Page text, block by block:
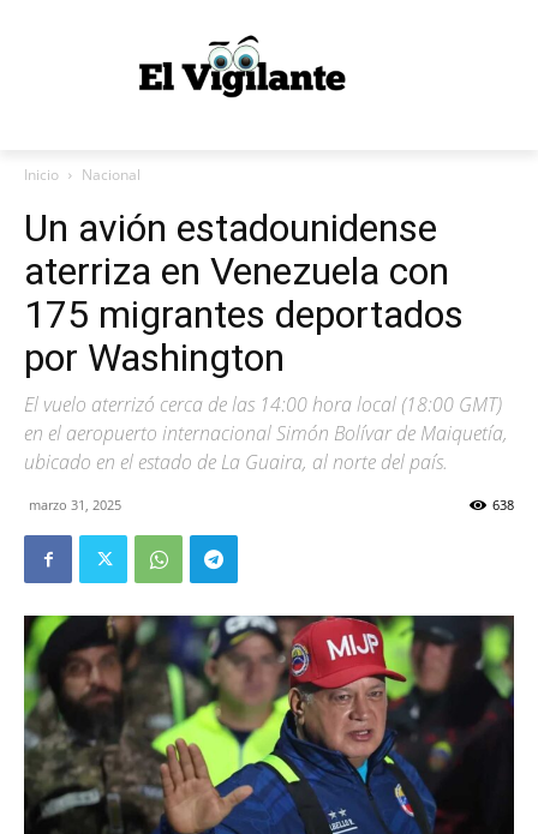
Inicio Nacional
Un avión estadounidense
aterriza en Venezuela con
175 migrantes deportados
por Washington
El vuelo aterrizó cerca de las 14:00 hora local (18:00 GMT)
en el aeropuerto internacional Simón Bolívar de Maiquetía,
ubicado en el estado de La Guaira, al norte del país.
marzo 31, 2025 638